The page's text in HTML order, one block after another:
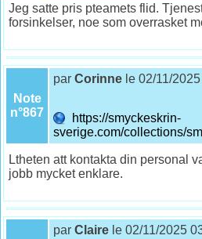
Jeg satte pris pteamets flid.
forsinkelser, noe som overrasket
Note
n°867
parCorinne le 02/11/
https://smyckeskrin-
sverige.com/collections/
Ltheten att kontakta din personal
jobb mycket enklare.
parClaire le 02/11/2025